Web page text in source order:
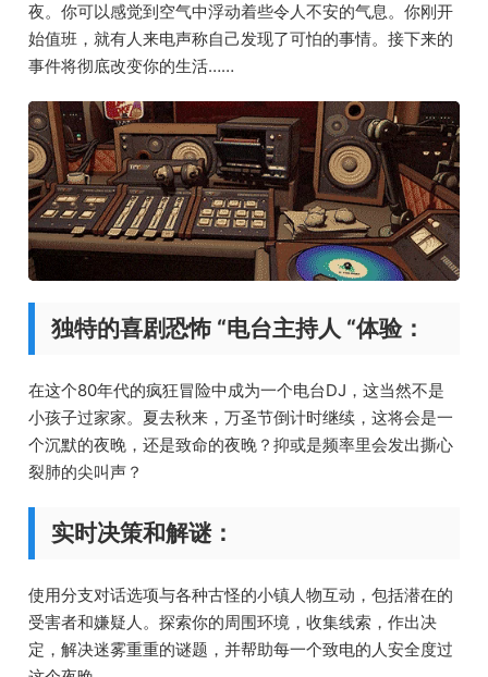
夜。你可以感觉到空气中浮动着些令人不安的气息。你刚开
始值班，就有人来电声称自己发现了可怕的事情。接下来的
事件将彻底改变你的生活……
独特的喜剧恐怖 “电台主持人 “体验：
在这个80年代的疯狂冒险中成为一个电台DJ，这当然不是
小孩子过家家。夏去秋来，万圣节倒计时继续，这将会是一
个沉默的夜晚，还是致命的夜晚？抑或是频率里会发出撕心
裂肺的尖叫声？
实时决策和解谜：
使用分支对话选项与各种古怪的小镇人物互动，包括潜在的
受害者和嫌疑人。探索你的周围环境，收集线索，作出决
定，解决迷雾重重的谜题，并帮助每一个致电的人安全度过